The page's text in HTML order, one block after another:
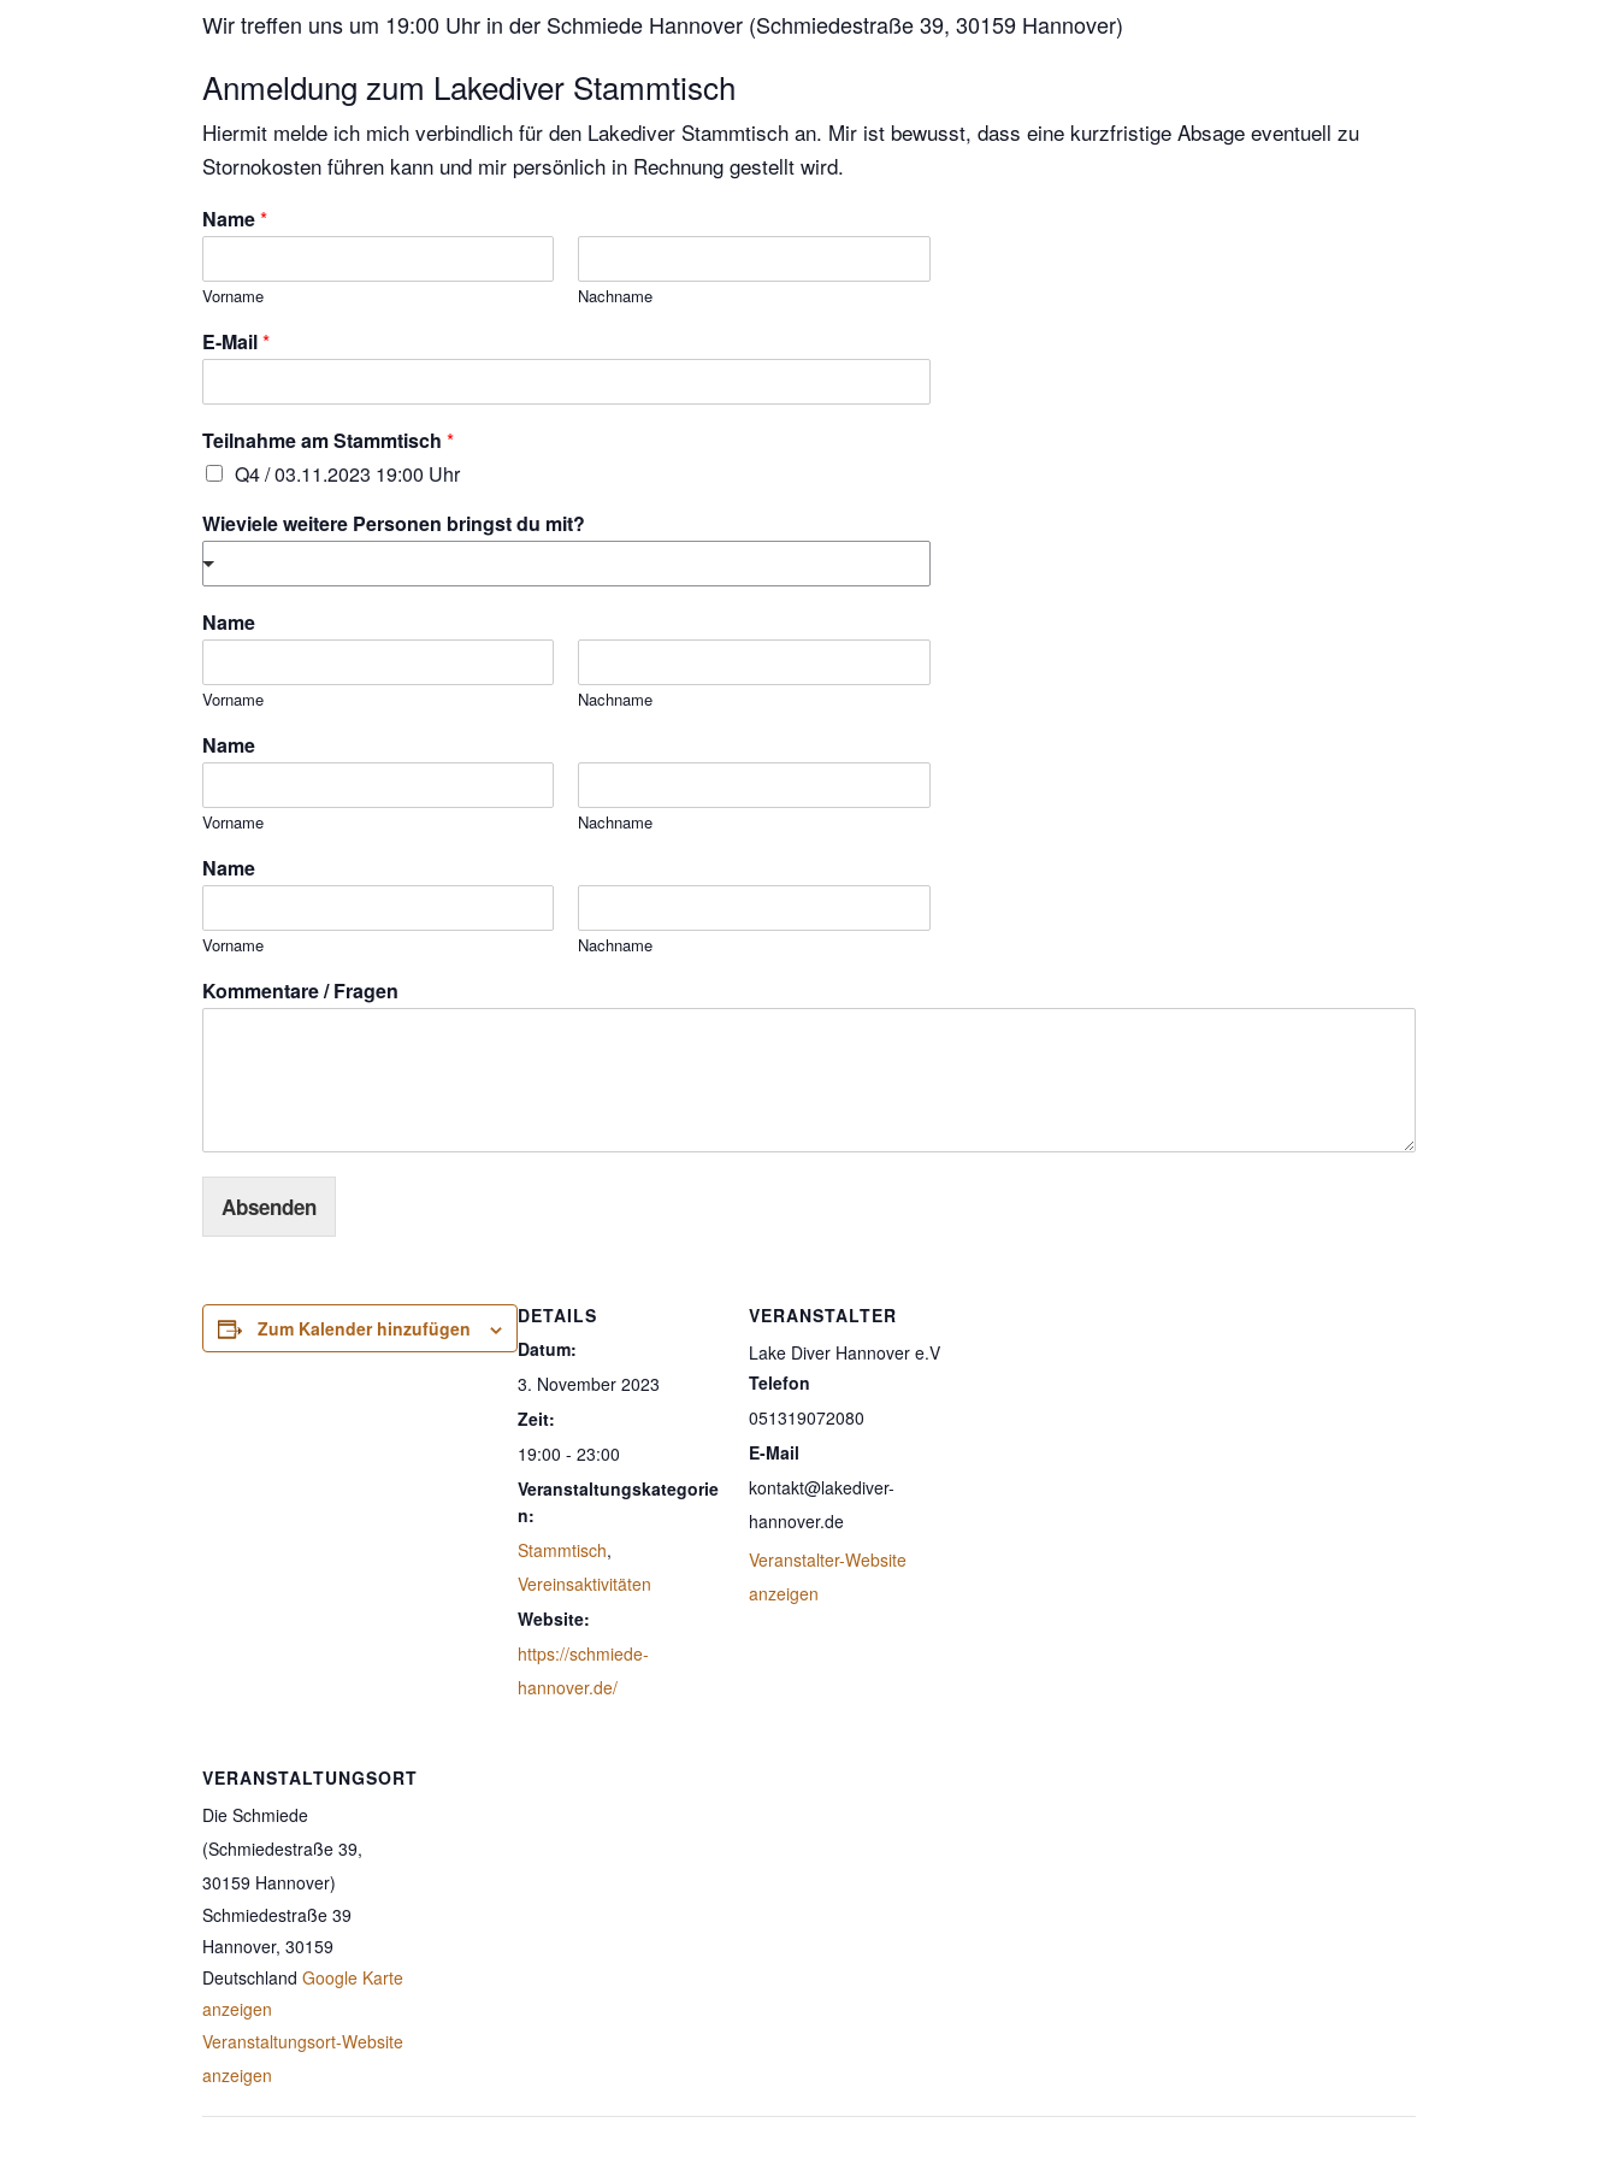
Wir treffen uns um 19:00 Uhr in der Schmiede Hannover (Schmiedestraße 39, 30159 Hannover)
Anmeldung zum Lakediver Stammtisch
Hiermit melde ich mich verbindlich für den Lakediver Stammtisch an. Mir ist bewusst, dass eine kurzfristige Absage eventuell zu
Stornokosten führen kann und mir persönlich in Rechnung gestellt wird.
Name*
Vorname Nachname
E-Mail*
Teilnahme am Stammtisch *
Q4 / 03.11.2023 19:00 Uhr
Wieviele weitere Personen bringst du mit?
Name
Vorname Nachname
Name
Vorname Nachname
Name
Vorname Nachname
Kommentare / Fragen
Absenden
Zum Kalender hinzufügen
DETAILS
Datum:
3. November 2023
Zeit:
19:00 - 23:00
Veranstaltungskategorie
n:
Stammtisch,
Vereinsaktivitäten
Website:
https://schmiede-
hannover.de/
VERANSTALTER
Lake Diver Hannover e.V
Telefon
051319072080
E-Mail
kontakt@lakediver-
hannover.de
Veranstalter-Website
anzeigen
VERANSTALTUNGSORT
Die Schmiede
(Schmiedestraße 39,
30159 Hannover)
Schmiedestraße 39
Hannover, 30159
Deutschland Google Karte
anzeigen
Veranstaltungsort-Website
anzeigen